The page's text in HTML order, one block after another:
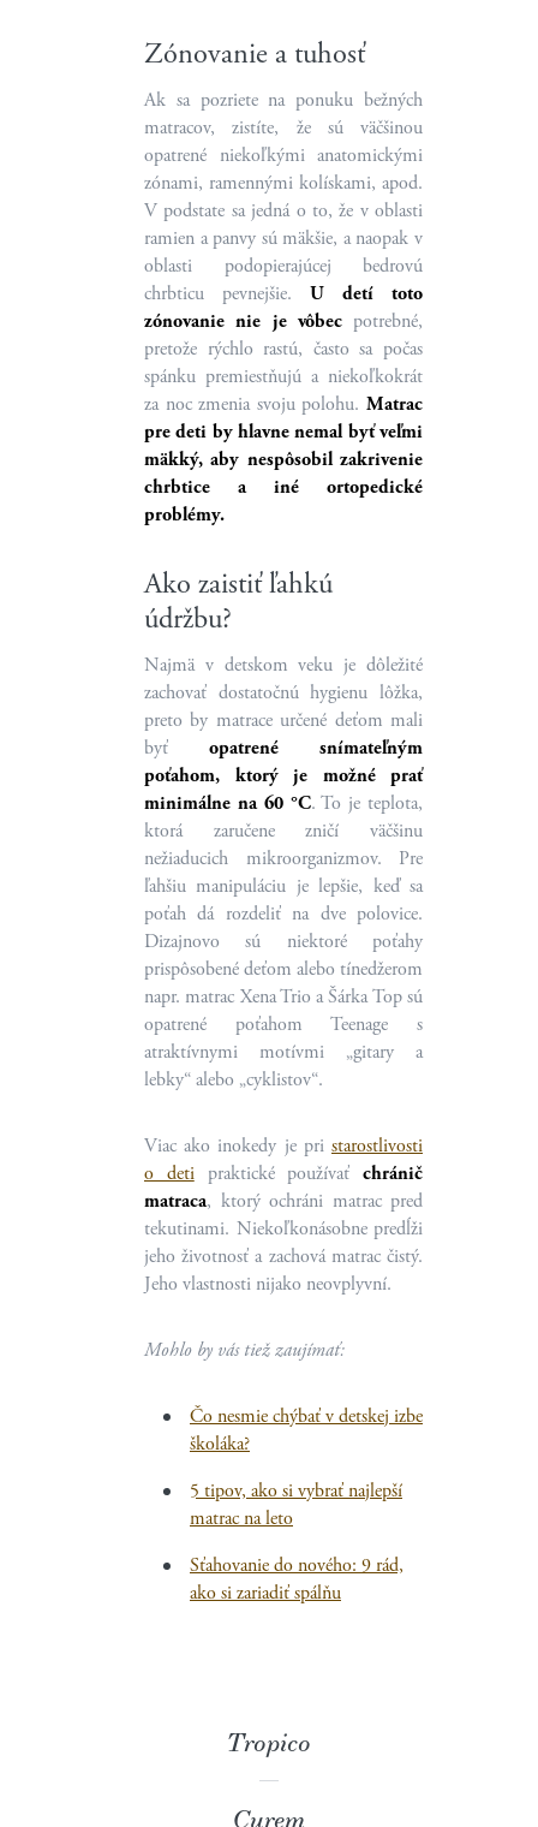
Zónovanie a tuhosť
Ak sa pozriete na ponuku bežných
matracov, zistíte, že sú väčšinou
opatrené niekoľkými anatomickými
zónami, ramennými kolískami, apod.
V podstate sa jedná o to, že v oblasti
ramien a panvy sú mäkšie, a naopak v
oblasti podopierajúcej bedrovú
chrbticu pevnejšie. U detí toto
zónovanie nie je vôbecpotrebné,
pretože rýchlo rastú, často sa počas
spánku premiestňujú a niekoľkokrát
za noc zmenia svoju polohu. Matrac
pre deti by hlavne nemal byť veľmi
mäkký, aby nespôsobil zakrivenie
chrbtice a iné ortopedické
problémy.
Ako zaistiť ľahkú
údržbu?
Najmä v detskom veku je dôležité
zachovať dostatočnú hygienu lôžka,
preto by matrace určené deťom mali
byť opatrené snímateľným
poťahom, ktorý je možné prať
minimálne na 60 °C. To je teplota,
ktorá zaručene zničí väčšinu
nežiaducich mikroorganizmov. Pre
ľahšiu manipuláciu je lepšie, keď sa
poťah dá rozdeliť na dve polovice.
Dizajnovo sú niektoré poťahy
prispôsobené deťom alebo tínedžerom
napr. matrac Xena Trio a Šárka Top sú
opatrené poťahom Teenage s
atraktívnymi motívmi „gitary a
lebky“ alebo „cyklistov“.
Viac ako inokedy je pri starostlivosti
o detipraktické používať chránič
matraca, ktorý ochráni matrac pred
tekutinami. Niekoľkonásobne predĺži
jeho životnosť a zachová matrac čistý.
Jeho vlastnosti nijako neovplyvní.
Mohlo by vás tiež zaujímať:
Čo nesmie chýbať v detskej izbe
školáka?
5 tipov, ako si vybrať najlepší
matrac na leto
Sťahovanie do nového: 9 rád,
ako si zariadiť spálňu
Tropico
Curem